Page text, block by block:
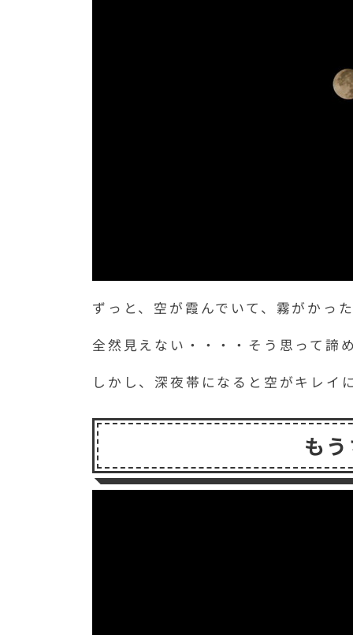
ずっと、空が霞んでいて、霧がかっ
全然見えない・・・・そう思って諦
しかし、深夜帯になると空がキレイ
も